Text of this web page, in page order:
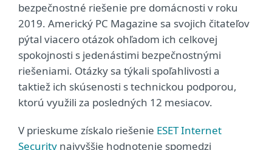
bezpečnostné riešenie pre domácnosti v roku
2019. Americký PC Magazine sa svojich čitateľov
pýtal viacero otázok ohľadom ich celkovej
spokojnosti s jedenástimi bezpečnostnými
riešeniami. Otázky sa týkali spoľahlivosti a
taktiež ich skúsenosti s technickou podporou,
ktorú využili za posledných 12 mesiacov.
V prieskume získalo riešenie ESET Internet
Security najvyššie hodnotenie spomedzi